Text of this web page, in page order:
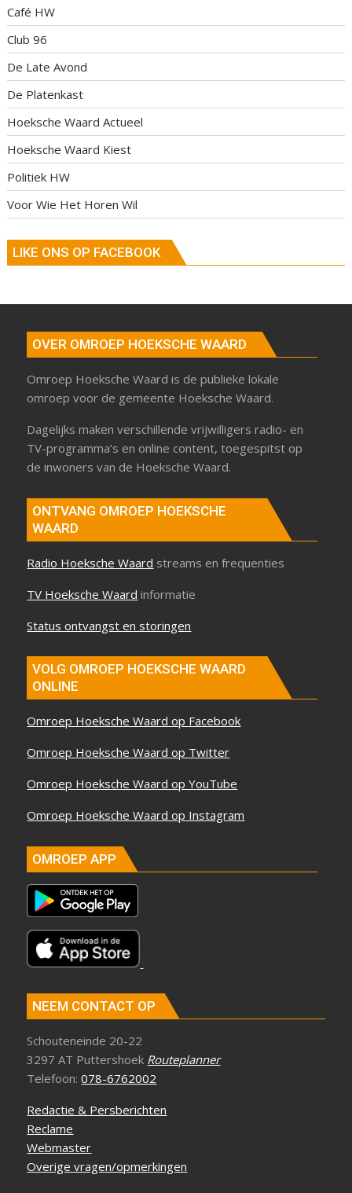
Café HW
Club 96
De Late Avond
De Platenkast
Hoeksche Waard Actueel
Hoeksche Waard Kiest
Politiek HW
Voor Wie Het Horen Wil
LIKE ONS OP FACEBOOK
OVER OMROEP HOEKSCHE WAARD
Omroep Hoeksche Waard is de publieke lokale
omroep voor de gemeente Hoeksche Waard.
Dagelijks maken verschillende vrijwilligers radio- en
TV-programma’s en online content, toegespitst op
de inwoners van de Hoeksche Waard.
ONTVANG OMROEP HOEKSCHE
WAARD
Radio Hoeksche Waard streams en frequenties
TV Hoeksche Waard informatie
Status ontvangst en storingen
VOLG OMROEP HOEKSCHE WAARD
ONLINE
Omroep Hoeksche Waard op Facebook
Omroep Hoeksche Waard op Twitter
Omroep Hoeksche Waard op YouTube
Omroep Hoeksche Waard op Instagram
OMROEP APP
NEEM CONTACT OP
Schouteneinde 20-22
3297 AT Puttershoek Routeplanner
Telefoon:078-6762002
Redactie & Persberichten
Reclame
Webmaster
Overige vragen/opmerkingen